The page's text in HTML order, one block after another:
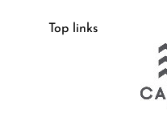
Top links